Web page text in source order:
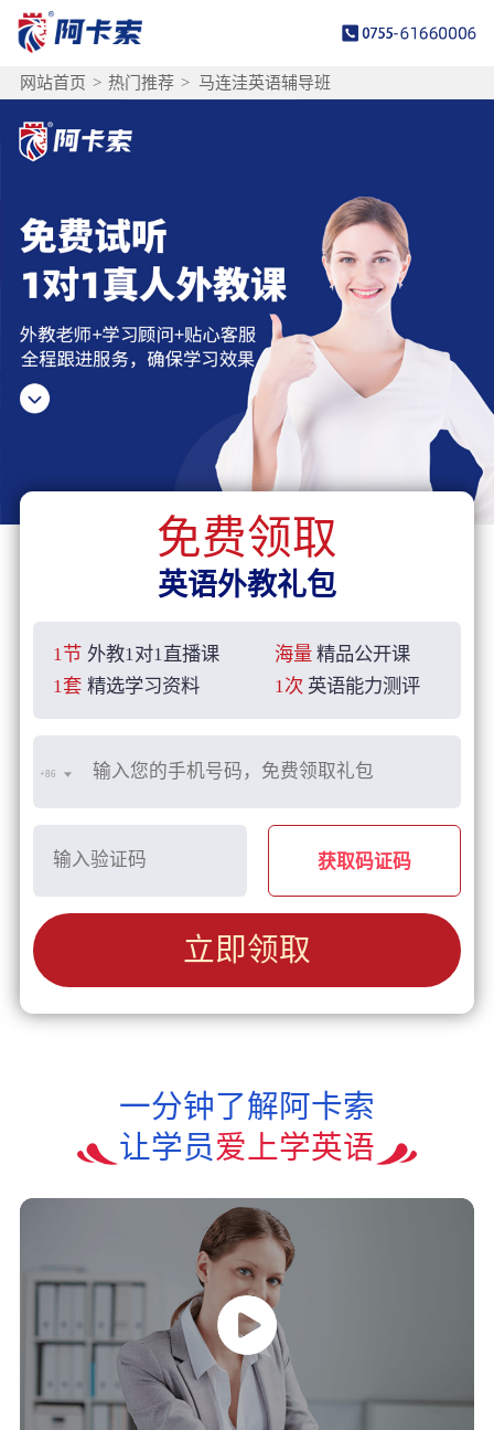
网站首页 > 热门推荐 > 马连洼英语辅导班
免费领取
英语外教礼包
1节 外教1对1直播课 海量 精品公开课
1套 精选学习资料 1次 英语能力测评
+86
获取码证码
立即领取
一分钟了解阿卡索
让学员爱上学英语